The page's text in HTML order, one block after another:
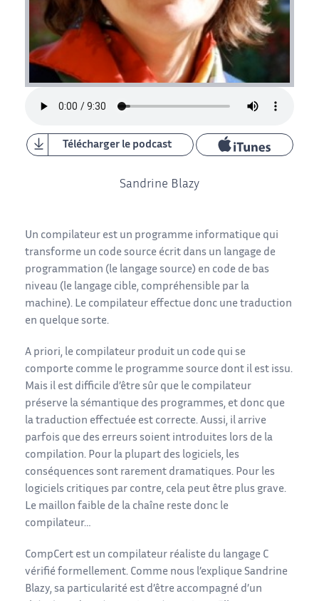
Télécharger le podcast
Sandrine Blazy
Un compilateur est un programme informatique qui
transforme un code source écrit dans un langage de
programmation (le langage source) en code de bas
niveau (le langage cible, compréhensible par la
machine). Le compilateur effectue donc une traduction
en quelque sorte.
A priori, le compilateur produit un code qui se
comporte comme le programme source dont il est issu.
Mais il est difficile d’être sûr que le compilateur
préserve la sémantique des programmes, et donc que
la traduction effectuée est correcte. Aussi, il arrive
parfois que des erreurs soient introduites lors de la
compilation. Pour la plupart des logiciels, les
conséquences sont rarement dramatiques. Pour les
logiciels critiques par contre, cela peut être plus grave.
Le maillon faible de la chaîne reste donc le
compilateur…
CompCert est un compilateur réaliste du langage C
vérifié formellement. Comme nous l’explique Sandrine
Blazy, sa particularité est d’être accompagné d’un